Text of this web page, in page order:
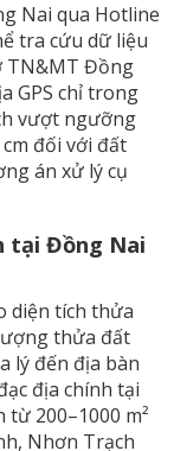
Nai qua Hotline
tra cứu dữ liệu
TN&MT Đồng
GPS chỉ trong
vượt ngưỡng
đối với đất
án xử lý cụ
tại Đồng Nai
diện tích thửa
thửa đất
lý đến địa bàn
địa chính tại
200–1000 m²
Nhơn Trạch